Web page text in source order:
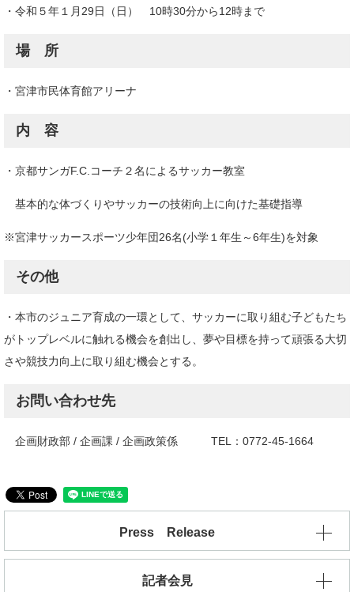
・令和５年１月29日（日） 10時30分から12時まで
場 所
・宮津市民体育館アリーナ
内 容
・京都サンガF.C.コーチ２名によるサッカー教室
基本的な体づくりやサッカーの技術向上に向けた基礎指導
※宮津サッカースポーツ少年団26名(小学１年生～6年生)を対象
その他
・本市のジュニア育成の一環として、サッカーに取り組む子どもたち
がトップレベルに触れる機会を創出し、夢や目標を持って頑張る大切
さや競技力向上に取り組む機会とする。
お問い合わせ先
企画財政部 / 企画課 / 企画政策係 TEL：0772-45-1664
Press Release
記者会見